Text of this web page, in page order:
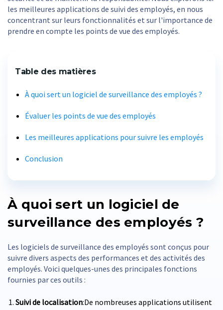
les meilleures applications de suivi des employés, en nous
concentrant sur leurs fonctionnalités et sur l'importance de
prendre en compte les points de vue des employés.
Table des matières
À quoi sert un logiciel de surveillance des employés ?
Évaluer les points de vue des employés
Les meilleures applications pour suivre les employés
Conclusion
À quoi sert un logiciel de
surveillance des employés ?
Les logiciels de surveillance des employés sont conçus pour
suivre divers aspects des performances et des activités des
employés. Voici quelques-unes des principales fonctions
fournies par ces outils :
Suivi de localisation:De nombreuses applications utilisent